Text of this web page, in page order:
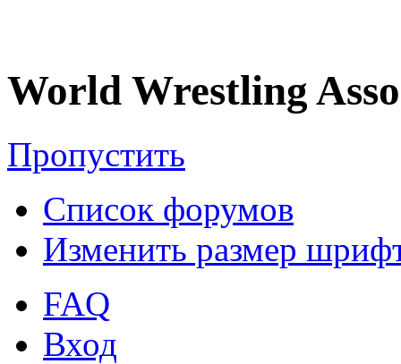
World Wrestling
Пропустить
Список форумов
Изменить размер
FAQ
Вход